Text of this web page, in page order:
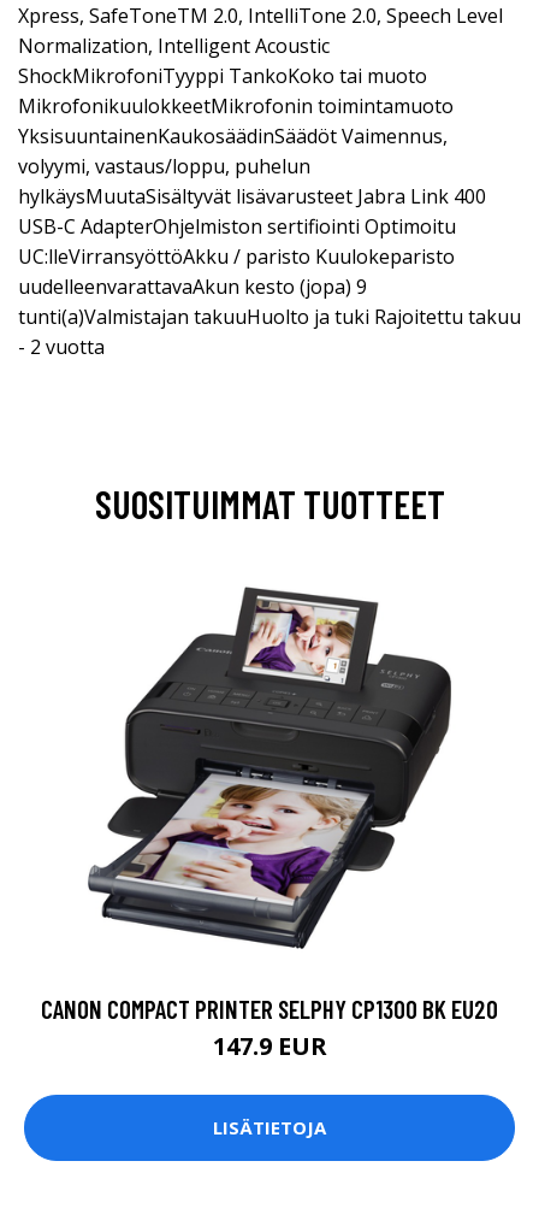
Xpress, SafeToneTM 2.0, IntelliTone 2.0, Speech Level
Normalization, Intelligent Acoustic
ShockMikrofoniTyyppi TankoKoko tai muoto
MikrofonikuulokkeetMikrofonin toimintamuoto
YksisuuntainenKaukosäädinSäädöt Vaimennus,
volyymi, vastaus/loppu, puhelun
hylkäysMuutaSisältyvät lisävarusteet Jabra Link 400
USB-C AdapterOhjelmiston sertifiointi Optimoitu
UC:lleVirransyöttöAkku / paristo Kuulokeparisto
uudelleenvarattavaAkun kesto (jopa) 9
tunti(a)Valmistajan takuuHuolto ja tuki Rajoitettu takuu
- 2 vuotta
SUOSITUIMMAT TUOTTEET
CANON COMPACT PRINTER SELPHY CP1300 BK EU20
147.9 EUR
LISÄTIETOJA